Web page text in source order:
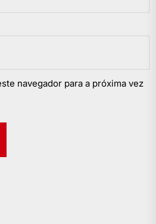
navegador para a próxima vez